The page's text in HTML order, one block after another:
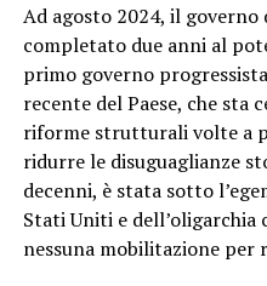
Ad agosto 2024, il governo
completato due anni al
primo governo
recente del Paese, che sta
riforme strutturali volte a
ridurre le disuguaglianze
decenni, è stata sotto
Stati Uniti e dell’oligarchia
nessuna mobilitazione per